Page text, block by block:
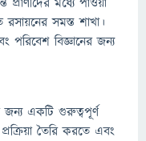
রসায়নের সমস্ত শাখা।
পরিবেশ বিজ্ঞানের জন্য
জন্য একটি গুরুত্বপূর্ণ
তৈরি করতে এবং